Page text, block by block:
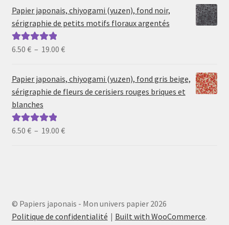
prix :
6.50 €
19.00 €
Papier japonais, chiyogami (yuzen), fond noir,
sérigraphie de petits motifs floraux argentés
Note5.00sur
6.50 € – 19.00 €Plage
prix :
6.50 €
Papier japonais, chiyogami (yuzen), fond gris beige,
sérigraphie de fleurs de cerisiers rouges briques et
blanches
Note5.00sur
6.50 € – 19.00 €Plage
© Papiers japonais - Mon univers papier 2026
Politique de confidentialité
Built with WooCommerce.